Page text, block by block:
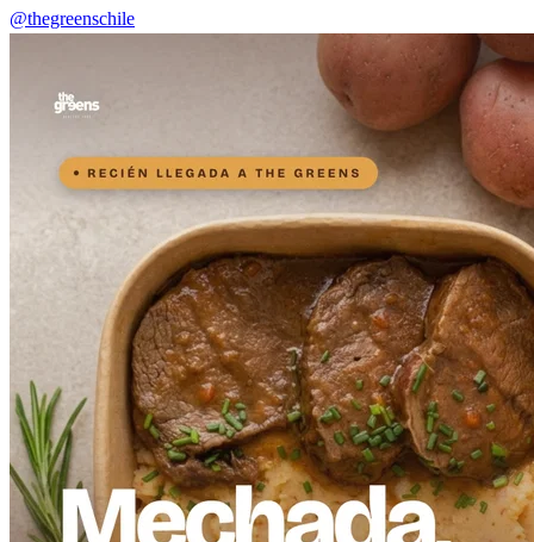
@thegreenschile